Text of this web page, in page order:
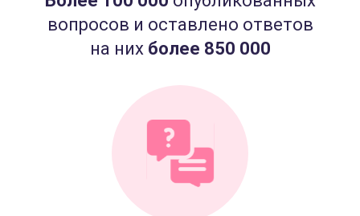
вопросов и оставлено ответов
на них более 850 000